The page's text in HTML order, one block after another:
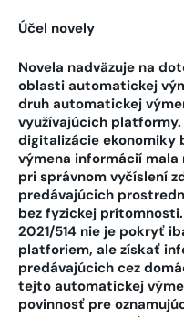
Účel novely
Novela nadväzuje na
oblasti automatickej
druh automatickej
využívajúcich
digitalizácie
výmena informácií
pri správnom vyčíslení
predávajúcich
bez fyzickej
2021/514 nie je pokryť
platforiem, ale získať
predávajúcich cez
tejto automatickej
povinnosť pre